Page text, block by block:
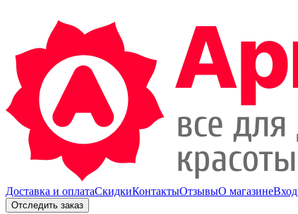
Доставка и оплатаСкидкиКонтактыОтзывыО магазинеВход
Отследить заказ